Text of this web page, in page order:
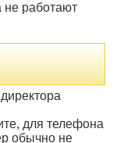
не работают
для телефона
обычно не